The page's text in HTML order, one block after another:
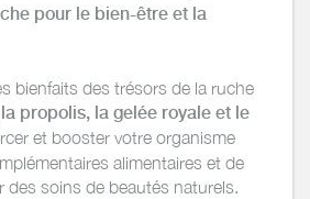
pour le bien-être et la
bienfaits des trésors de la ruche
propolis, la gelée royale et le
et booster votre organisme
alimentaires et de
des soins de beautés naturels.